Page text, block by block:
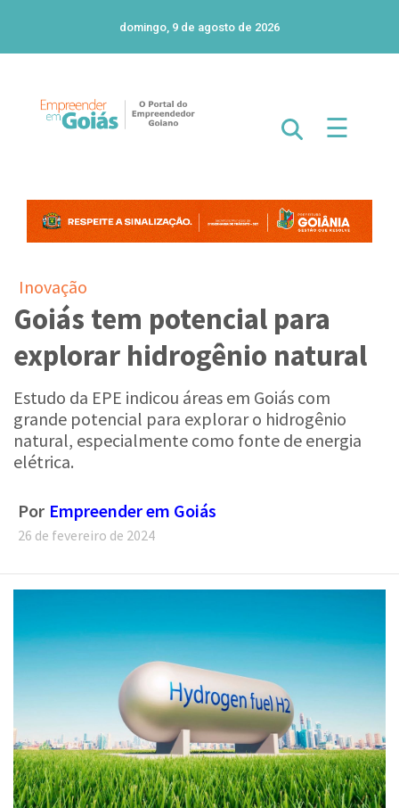
domingo, 9 de agosto de 2026
☰
Goiás tem potencial para
explorar hidrogênio natural
Estudo da EPE indicou áreas em Goiás com
grande potencial para explorar o hidrogênio
natural, especialmente como fonte de energia
elétrica.
26 de fevereiro de 2024